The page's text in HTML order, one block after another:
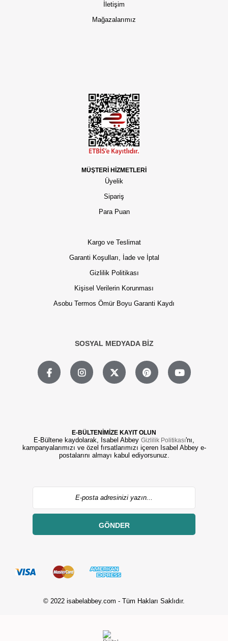
İletişim
Mağazalarımız
MÜŞTERİ HİZMETLERİ
Üyelik
Sipariş
Para Puan
Kargo ve Teslimat
Garanti Koşulları, İade ve İptal
Gizlilik Politikası
Kişisel Verilerin Korunması
Asobu Termos Ömür Boyu Garanti Kaydı
SOSYAL MEDYADA BİZ
E-BÜLTENİMİZE KAYIT OLUN
E-Bültene kaydolarak, Isabel Abbey Gizlilik Politikası'nı,
kampanyalarımızı ve özel fırsatlarımızı içeren Isabel Abbey e-
postalarını almayı kabul ediyorsunuz.
GÖNDER
© 2022 isabelabbey.com - Tüm Hakları Saklıdır.